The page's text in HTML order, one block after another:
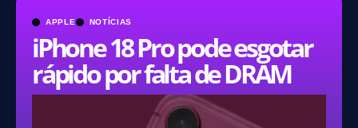
APPLE NOTÍCIAS
iPhone 18 Pro pode esgotar
rápido por falta de DRAM